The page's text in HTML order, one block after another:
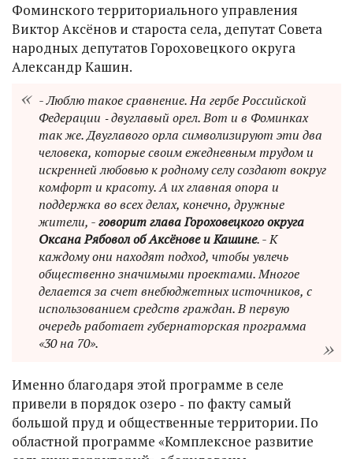
Фоминского территориального управления
Виктор Аксёнов и староста села, депутат Совета
народных депутатов Гороховецкого округа
Александр Кашин.
- Люблю такое сравнение. На гербе Российской
Федерации ‑ двуглавый орел. Вот и в Фоминках
так же. Двуглавого орла символизируют эти два
человека, которые своим ежедневным трудом и
искренней любовью к родному селу создают вокруг
комфорт и красоту. А их главная опора и
поддержка во всех делах, конечно, дружные
жители, -говорит глава Гороховецкого округа
Оксана Рябовол об Аксёнове и Кашине. - К
каждому они находят подход, чтобы увлечь
общественно значимыми проектами. Многое
делается за счет внебюджетных источников, с
использованием средств граждан. В первую
очередь работает губернаторская программа
«30 на 70».
Именно благодаря этой программе в селе
привели в порядок озеро ‑ по факту самый
большой пруд и общественные территории. По
областной программе «Комплексное развитие